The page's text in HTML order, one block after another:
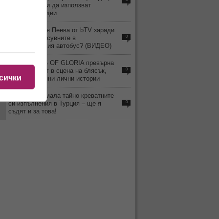
под 15 години да използват
социални медии
Уволнили Рая Пеева от bTV заради
скандала и псувните в
междуградския автобус? (ВИДЕО)
0
MISS TRANS OF GLORIA превърна
Слънчев бряг в сцена на блясък,
емоции и силни лични истории
0
Веселка снимала тайно креватните
си изпълнения в Турция – ще я
съдят и за това!
0